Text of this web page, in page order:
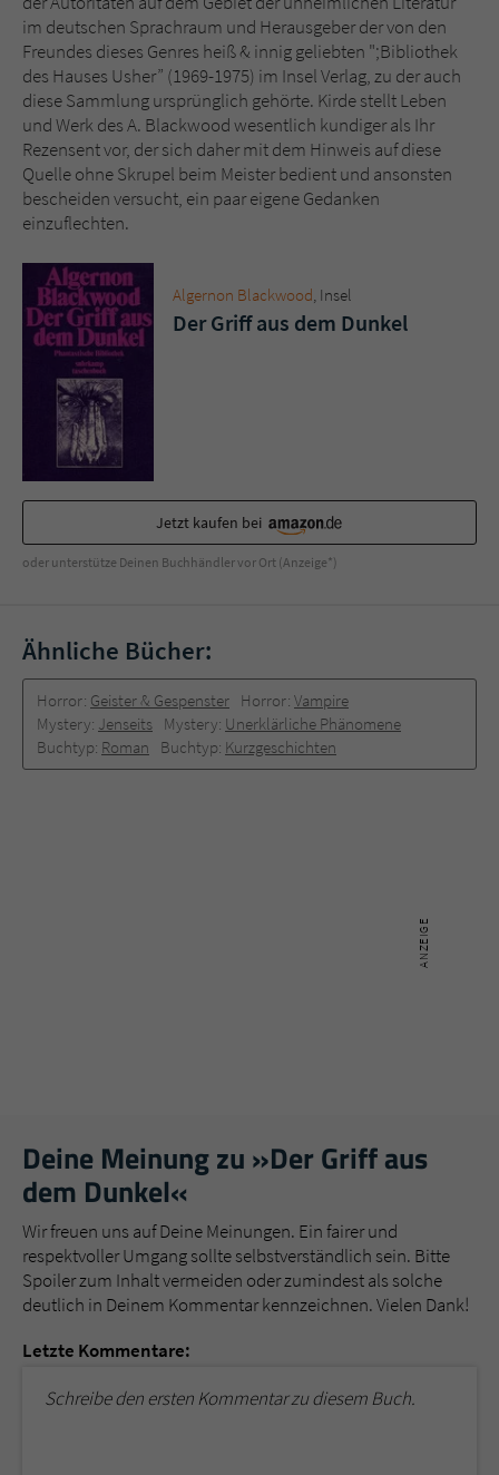
im deutschen Sprachraum und Herausgeber der von den
Freundes dieses Genres heiß & innig geliebten ";Bibliothek
des Hauses Usher” (1969-1975) im Insel Verlag, zu der auch
diese Sammlung ursprünglich gehörte. Kirde stellt Leben
und Werk des A. Blackwood wesentlich kundiger als Ihr
Rezensent vor, der sich daher mit dem Hinweis auf diese
Quelle ohne Skrupel beim Meister bedient und ansonsten
bescheiden versucht, ein paar eigene Gedanken
einzuflechten.
Algernon Blackwood, Insel
Der Griff aus dem Dunkel
Jetzt kaufen bei
oder unterstütze Deinen Buchhändler vor Ort (Anzeige*)
Ähnliche Bücher:
Horror: Geister & Gespenster Horror: Vampire
Mystery: Jenseits Mystery: Unerklärliche Phänomene
Buchtyp: Roman Buchtyp: Kurzgeschichten
Deine Meinung zu »Der Griff aus
dem Dunkel«
Wir freuen uns auf Deine Meinungen. Ein fairer und
respektvoller Umgang sollte selbstverständlich sein. Bitte
Spoiler zum Inhalt vermeiden oder zumindest als solche
deutlich in Deinem Kommentar kennzeichnen. Vielen Dank!
Letzte Kommentare:
Schreibe den ersten Kommentar zu diesem Buch.